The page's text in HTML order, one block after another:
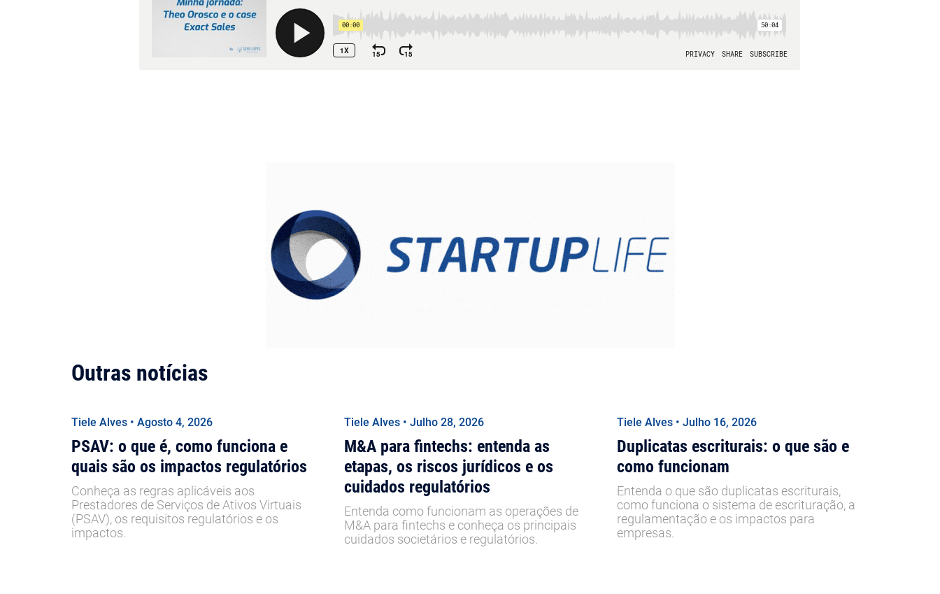
Outras notícias
Tiele Alves • Agosto 4, 2026
PSAV: o que é, como funciona e
quais são os impactos regulatórios
Conheça as regras aplicáveis aos
Prestadores de Serviços de Ativos Virtuais
(PSAV), os requisitos regulatórios e os
impactos.
Tiele Alves • Julho 28, 2026
M&A para fintechs: entenda as
etapas, os riscos jurídicos e os
cuidados regulatórios
Entenda como funcionam as operações de
M&A para fintechs e conheça os principais
cuidados societários e regulatórios.
Tiele Alves • Julho 16, 2026
Duplicatas escriturais: o que são e
como funcionam
Entenda o que são duplicatas escriturais,
como funciona o sistema de escrituração, a
regulamentação e os impactos para
empresas.